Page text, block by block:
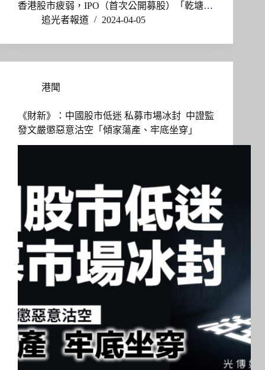
香港股市疲弱，IPO（首次公開募股）「乾塘…
追光者報道
2024-04-05
港聞
《財新》：中國股市低迷 私募市場冰封 中證監
發文嚴懲惡意沽空「傾家蕩產、牢底坐穿」